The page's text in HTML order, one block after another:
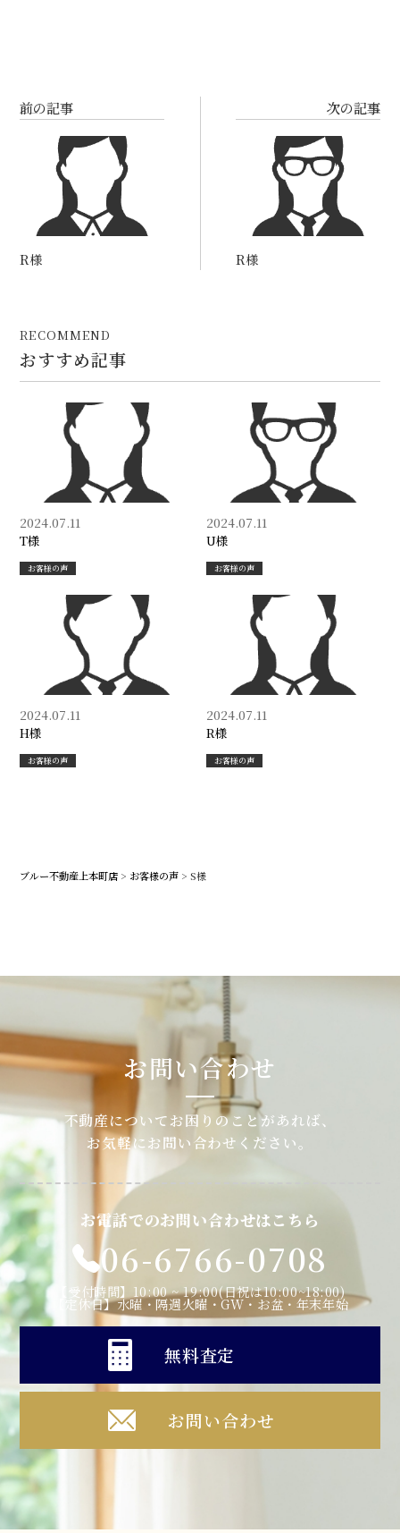
前の記事
R様
次の記事
R様
RECOMMEND
おすすめ記事
T様
2024.07.11
お客様の声
U様
2024.07.11
お客様の声
H様
2024.07.11
お客様の声
R様
2024.07.11
お客様の声
ブルー不動産上本町店 > お客様の声 >S様
お問い合わせ
不動産についてお困りのことがあれば、
お気軽にお問い合わせください。
お電話でのお問い合わせはこちら
06-6766-0708
【受付時間】10:00 ~ 19:00(日祝は10:00~18:00)
【定休日】水曜・隔週火曜・GW・お盆・年末年始
無料査定
お問い合わせ